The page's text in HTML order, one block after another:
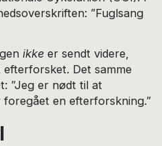
”Fuglsang
ikkeer sendt videre,
Det samme
”Jeg er nødt til at
en efterforskning.”